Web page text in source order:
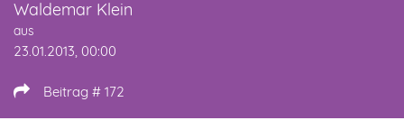
Waldemar Klein
aus
23.01.2013, 00:00
Beitrag # 172